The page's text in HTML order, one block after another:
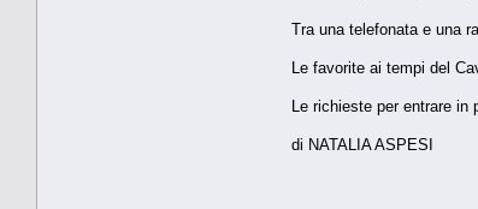
Tra una telefonata e una
Le favorite ai tempi del
Le richieste per entrare in
di NATALIA ASPESI